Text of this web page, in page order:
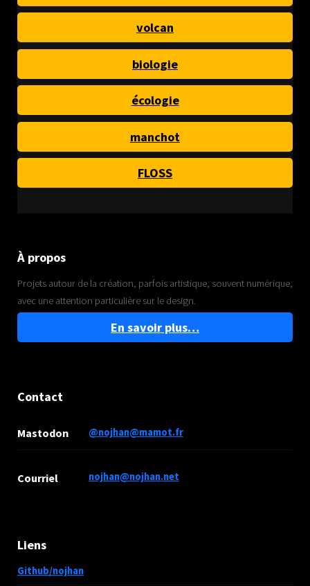
volcan
biologie
écologie
manchot
FLOSS
À propos
Projets autour de la création, parfois artistique, souvent numérique,
avec une attention particulière sur le design.
En savoir plus…
Contact
Mastodon @nojhan@mamot.fr
Courriel nojhan@nojhan.net
Liens
Github/nojhan